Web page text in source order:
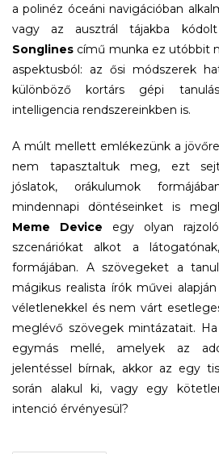
a polinéz óceáni navigációban
vagy az ausztrál tájakba
Songlines című munka ez utóbbit
aspektusból: az ősi módszerek
különböző kortárs gépi
intelligencia rendszereinkben is.
A múlt mellett emlékezünk a
nem tapasztaltuk meg, ezt
jóslatok, orákulumok
mindennapi döntéseinket is
Meme Device egy olyan
szcenáriókat alkot a
formájában. A szövegeket a
mágikus realista írók művei
véletlenekkel és nem várt
meglévő szövegek mintázatait.
egymás mellé, amelyek az
jelentéssel bírnak, akkor az egy
során alakul ki, vagy egy
intenció érvényesül?